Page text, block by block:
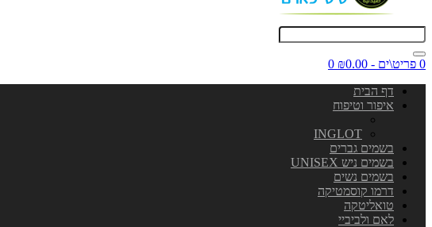
0 פריט\ים - ₪0.00
0
דף הבית
איפור וטיפוח
INGLOT
בשמים גברים
בשמים ניש UNISEX
בשמים נשים
דרמו קוסמטיקה
טואליטקה
לאם ולביביי